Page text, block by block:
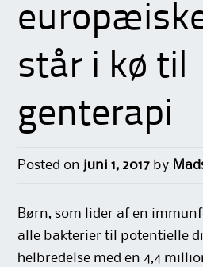
står i kø til
genterapi
Posted on juni 1, 2017 by
Børn, som lider af en
alle bakterier til potentielle
helbredelse med en 4,4